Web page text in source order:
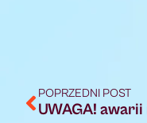
POPRZEDNI POST